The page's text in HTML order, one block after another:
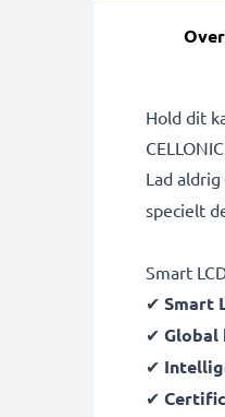
Hold dit
CELLONIC.
Lad
specielt
Smart
✔ Smart
✔
✔
✔